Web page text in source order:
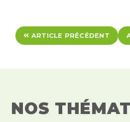
ARTICLE PRÉCÉDENT
NOS